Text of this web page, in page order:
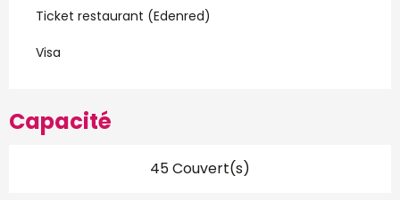
Ticket restaurant (Edenred)
Visa
Capacité
45 Couvert(s)